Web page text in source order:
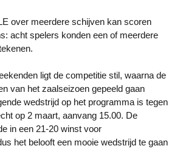
acht spelers konden een of meerdere
ligt de competitie stil, waarna de
van het zaalseizoen gepeeld gaan
wedstrijd op het programma is tegen
op 2 maart, aanvang 15.00. De
in een 21-20 winst voor
het belooft een mooie wedstrijd te gaan